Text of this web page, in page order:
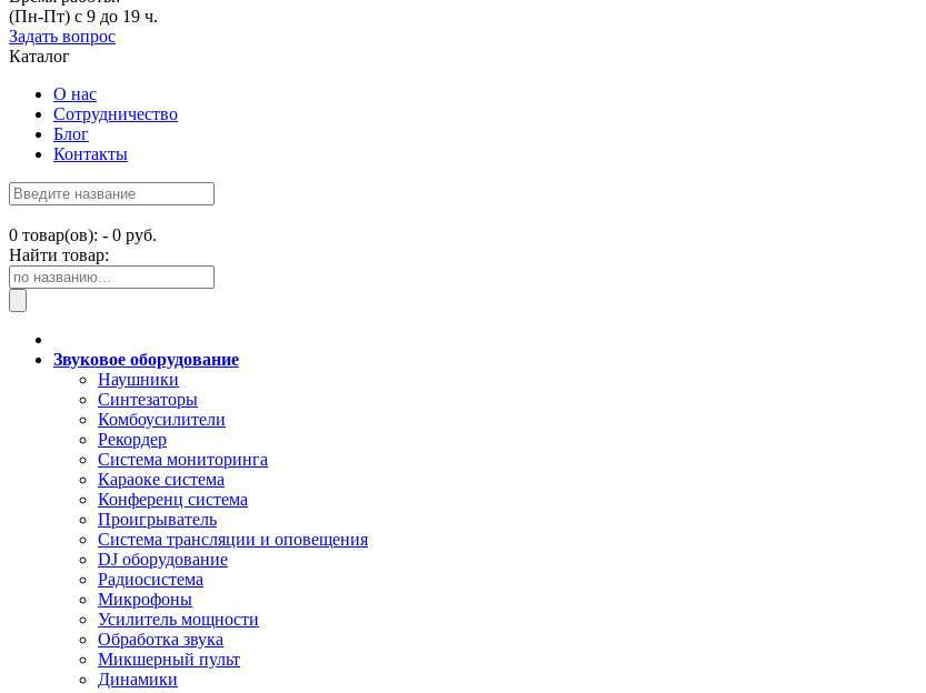
(Пн-Пт) с 9 до 19 ч.
Задать вопрос
Каталог
О нас
Сотрудничество
Блог
Контакты
0 товар(ов): - 0 руб.
Найти товар:
Звуковое оборудование
Наушники
Синтезаторы
Комбоусилители
Рекордер
Система мониторинга
Караоке система
Конференц система
Проигрыватель
Система трансляции и оповещения
DJ оборудование
Радиосистема
Микрофоны
Усилитель мощности
Обработка звука
Микшерный пульт
Динамики